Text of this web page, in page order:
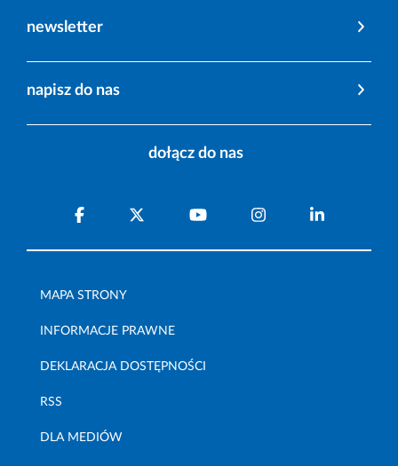
newsletter
napisz do nas
dołącz do nas
MAPA STRONY
INFORMACJE PRAWNE
DEKLARACJA DOSTĘPNOŚCI
RSS
DLA MEDIÓW